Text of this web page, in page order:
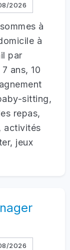
2026
à
à
par
ans, 10
sitting,
repas,
activités
jeux
2026